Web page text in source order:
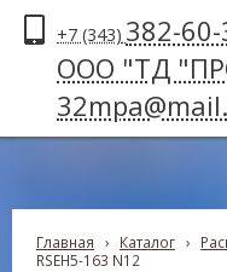
+7 (343) 382-
ООО "ТД
Главная › Каталог ›
RSEH5-163 N12